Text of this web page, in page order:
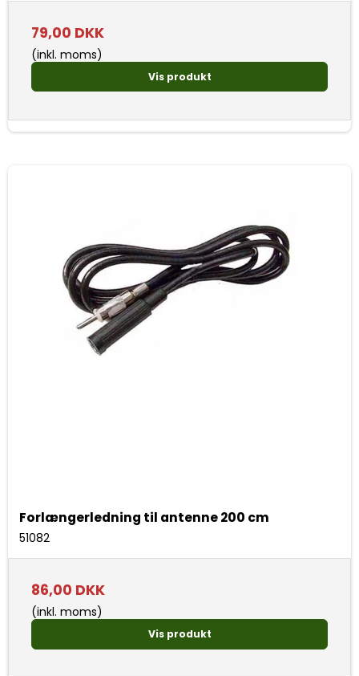
79,00 DKK
(inkl. moms)
Vis produkt
Forlængerledning til antenne 200 cm
51082
86,00 DKK
(inkl. moms)
Vis produkt